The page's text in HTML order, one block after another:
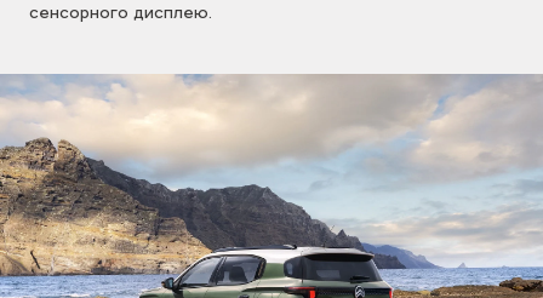
сенсорного дисплею.